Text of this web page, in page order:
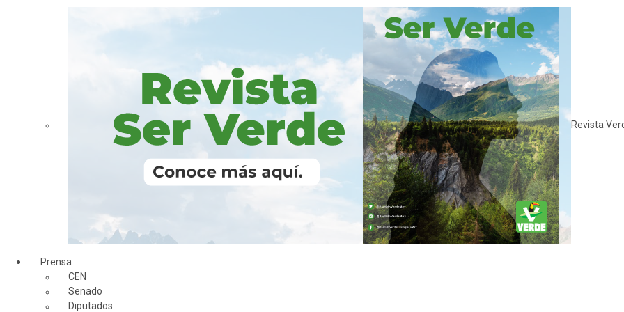
Revista
Prensa
CEN
Senado
Diputados